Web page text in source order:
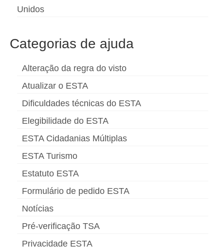
Unidos
Categorias de ajuda
Alteração da regra do visto
Atualizar o ESTA
Dificuldades técnicas do ESTA
Elegibilidade do ESTA
ESTA Cidadanias Múltiplas
ESTA Turismo
Estatuto ESTA
Formulário de pedido ESTA
Notícias
Pré-verificação TSA
Privacidade ESTA